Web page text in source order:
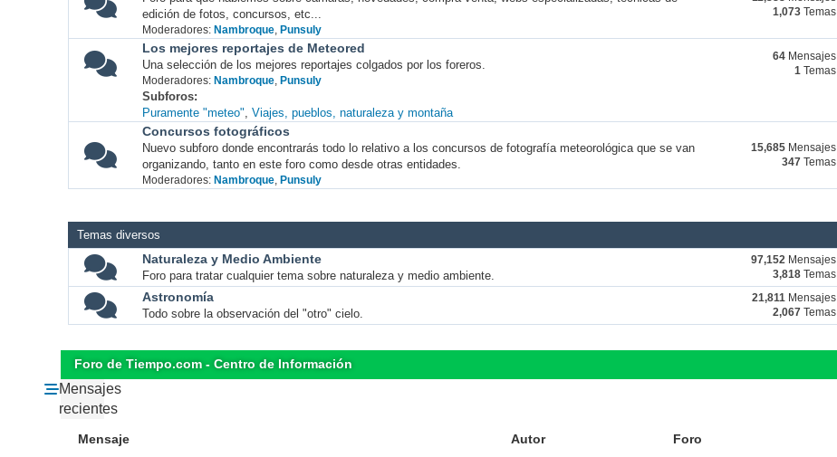
edición de fotos, concursos, etc...
Moderadores: Nambroque, Punsuly
1,073 Temas
Los mejores reportajes de Meteored
Una selección de los mejores reportajes colgados por los foreros.
Moderadores: Nambroque, Punsuly
64 Mensajes
1 Temas
Subforos
Puramente "meteo" Viajes, pueblos, naturaleza y montaña
Concursos fotográficos
Nuevo subforo donde encontrarás todo lo relativo a los concursos de fotografía meteorológica que se van
organizando, tanto en este foro como desde otras entidades.
Moderadores: Nambroque, Punsuly
15,685 Mensajes
347
Temas
Temas diversos
Naturaleza y Medio Ambiente
Foro para tratar cualquier tema sobre naturaleza y medio ambiente.
97,152 Mensajes
3,818 Temas
Astronomía
Todo sobre la observación del "otro" cielo.
21,811 Mensajes
2,067
Temas
Foro de Tiempo.com - Centro de Información
Mensajes
recientes
Mensaje Autor Foro